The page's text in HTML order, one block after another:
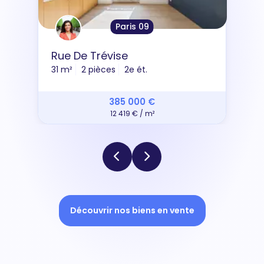
Paris 09
Rue De Trévise
31 m² 2 pièces 2e ét.
385 000 €
12 419 € / m²
Découvrir nos biens en vente